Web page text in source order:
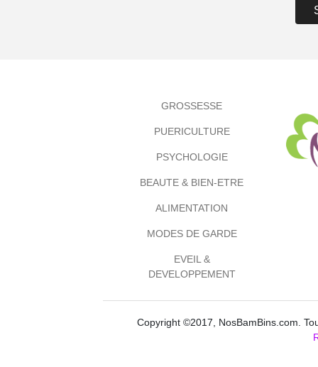
GROSSESSE
PUERICULTURE
PSYCHOLOGIE
BEAUTE & BIEN-ETRE
ALIMENTATION
MODES DE GARDE
EVEIL &
DEVELOPPEMENT
Copyright ©2017, NosBamBins.com.